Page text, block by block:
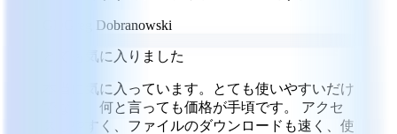
Greg Dobranowski
とても気に入りました
本当に気に入っています。とても使いやすいだけ
でなく、何と言っても価格が手頃です。 アクセ
スしやすく、ファイルのダウンロードも速く、使